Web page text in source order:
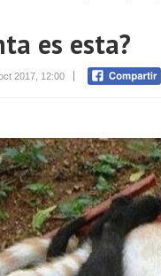
es esta?
2017, 12:00